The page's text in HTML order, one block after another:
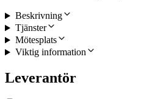
Beskrivning
Tjänster
Mötesplats
Viktig information
Leverantör